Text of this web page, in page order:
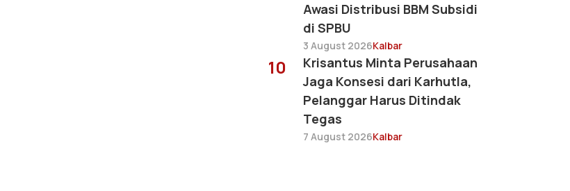
Awasi Distribusi BBM Subsidi
di SPBU
3 August 2026Kalbar
10
Krisantus Minta Perusahaan
Jaga Konsesi dari Karhutla,
Pelanggar Harus Ditindak
Tegas
7 August 2026Kalbar